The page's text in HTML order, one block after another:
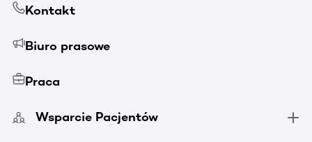
Kontakt
Biuro prasowe
Praca
Wsparcie Pacjentów